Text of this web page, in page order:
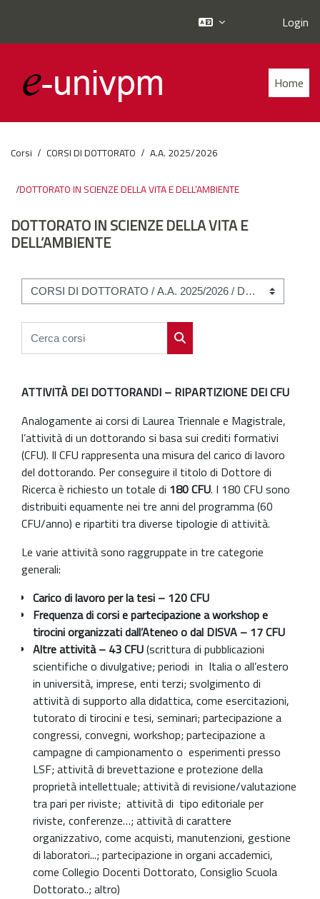
Login
Home
Corsi CORSI DI DOTTORATO A.A. 2025/2026
DOTTORATO IN SCIENZE DELLA VITA E DELL’AMBIENTE
DOTTORATO IN SCIENZE DELLA VITA E
DELL’AMBIENTE
Categorie di corso
Cerca corsi
Cerca corsi
ATTIVITÀ DEI DOTTORANDI – RIPARTIZIONE DEI CFU
Analogamente ai corsi di Laurea Triennale e Magistrale,
l’attività di un dottorando si basa sui crediti formativi
(CFU). Il CFU rappresenta una misura del carico di lavoro
del dottorando. Per conseguire il titolo di Dottore di
Ricerca è richiesto un totale di 180 CFU. I 180 CFU sono
distribuiti equamente nei tre anni del programma (60
CFU/anno) e ripartiti tra diverse tipologie di attività.
Le varie attività sono raggruppate in tre categorie
generali:
Carico di lavoro per la tesi – 120 CFU
Frequenza di corsi e partecipazione a workshop e
tirocini organizzati dall’Ateneo o dal DISVA – 17 CFU
Altre attività – 43 CFU(scrittura di pubblicazioni
scientifiche o divulgative; periodi in Italia o all’estero
in università, imprese, enti terzi; svolgimento di
attività di supporto alla didattica, come esercitazioni,
tutorato di tirocini e tesi, seminari; partecipazione a
congressi, convegni, workshop; partecipazione a
campagne di campionamento o esperimenti presso
LSF; attività di brevettazione e protezione della
proprietà intellettuale; attività di revisione/valutazione
tra pari per riviste; attività di tipo editoriale per
riviste, conferenze…; attività di carattere
organizzativo, come acquisti, manutenzioni, gestione
di laboratori...; partecipazione in organi accademici,
come Collegio Docenti Dottorato, Consiglio Scuola
Dottorato..; altro)